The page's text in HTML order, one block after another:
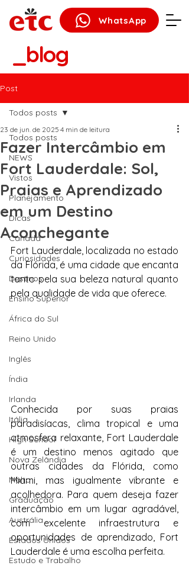
WhatsApp
_blog
Post
Todos posts
NEWS
Vistos
Planejamento
Dicas
Canadá
Curiosidades
Destinos
Ensino Superior
África do Sul
Reino Unido
Inglês
Índia
Irlanda
Itália
High School
Nova Zelândia
Malta
Graduação
Austrália
Estados Unidos
Estudo e Trabalho
Todos posts
Fazer Intercâmbio em
Fort Lauderdale: Sol,
Praias e Aprendizado
em um Destino
Aconchegante
23 de jun. de 2025 4 min de leitura
Fort Lauderdale, localizada no estado
da Flórida, é uma cidade que encanta
tanto pela sua beleza natural quanto
pela qualidade de vida que oferece.
Conhecida por suas praias
paradisíacas, clima tropical e uma
atmosfera relaxante, Fort Lauderdale
é um destino menos agitado que
outras cidades da Flórida, como
Miami, mas igualmente vibrante e
acolhedora. Para quem deseja fazer
intercâmbio em um lugar agradável,
com excelente infraestrutura e
oportunidades de aprendizado, Fort
Lauderdale é uma escolha perfeita.